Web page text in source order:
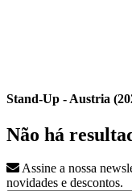
Stand-Up - Austria
Não há
Assine a nossa
novidades e descontos.